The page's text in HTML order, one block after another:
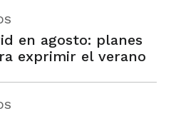
en agosto: planes
exprimir el verano